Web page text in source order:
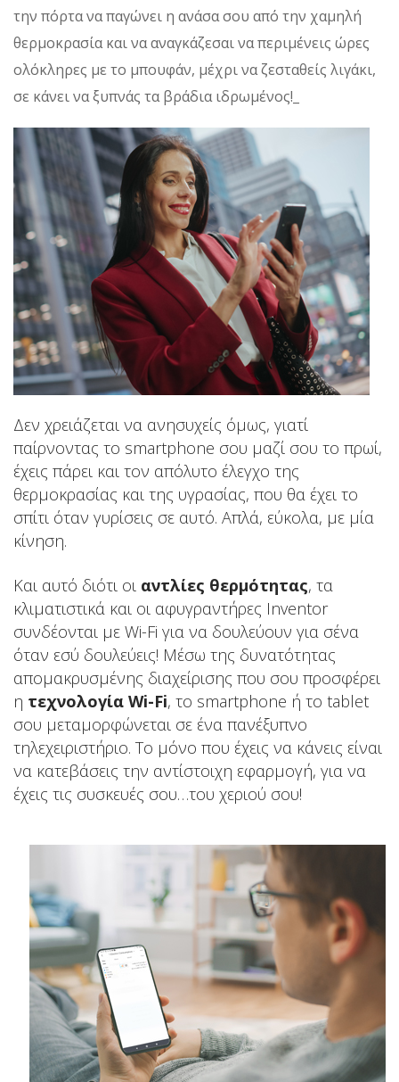
την πόρτα να παγώνει η ανάσα σου από την χαμηλή
θερμοκρασία και να αναγκάζεσαι να περιμένεις ώρες
ολόκληρες με το μπουφάν, μέχρι να ζεσταθείς λιγάκι,
σε κάνει να ξυπνάς τα βράδια ιδρωμένος!_
Δεν χρειάζεται να ανησυχείς όμως, γιατί
παίρνοντας το smartphone σου μαζί σου το πρωί,
έχεις πάρει και τον απόλυτο έλεγχο της
θερμοκρασίας και της υγρασίας, που θα έχει το
σπίτι όταν γυρίσεις σε αυτό. Απλά, εύκολα, με μία
κίνηση.
Και αυτό διότι οι αντλίες θερμότητας, τα
κλιματιστικά και οι αφυγραντήρες Inventor
συνδέονται με Wi-Fi για να δουλεύουν για σένα
όταν εσύ δουλεύεις! Μέσω της δυνατότητας
απομακρυσμένης διαχείρισης που σου προσφέρει
η τεχνολογία Wi-Fi, το smartphone ή το tablet
σου μεταμορφώνεται σε ένα πανέξυπνο
τηλεχειριστήριο. Το μόνο που έχεις να κάνεις είναι
να κατεβάσεις την αντίστοιχη εφαρμογή, για να
έχεις τις συσκευές σου…του χεριού σου!